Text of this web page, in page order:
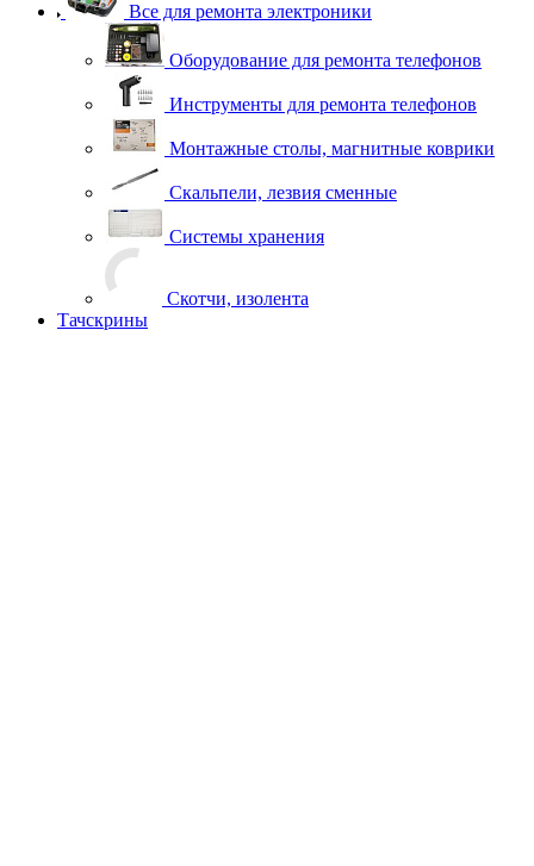
Все для ремонта электроники
Оборудование для ремонта телефонов
Инструменты для ремонта телефонов
Монтажные столы, магнитные коврики
Скальпели, лезвия сменные
Системы хранения
Тачскрины